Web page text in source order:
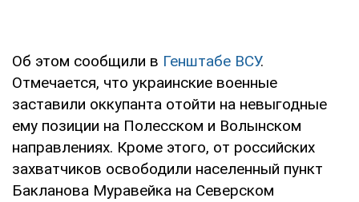
Об этом сообщили в Генштабе ВСУ.
Отмечается, что украинские военные
заставили оккупанта отойти на невыгодные
ему позиции на Полесском и Волынском
направлениях. Кроме этого, от российских
захватчиков освободили населенный пункт
Бакланова Муравейка на Северском